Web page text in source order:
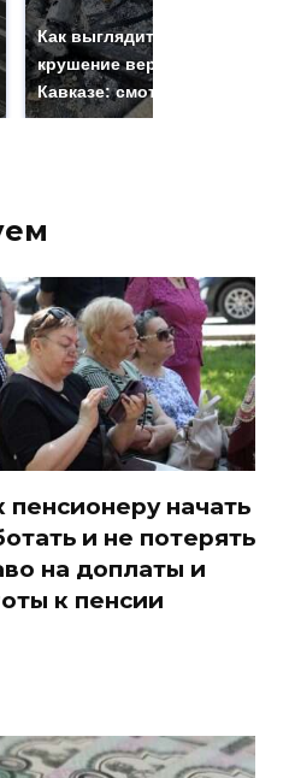
Как выглядит место
крушение вертолета на
Кавказе: смотреть
пенсионеру начать
и не потерять
на доплаты и
к пенсии